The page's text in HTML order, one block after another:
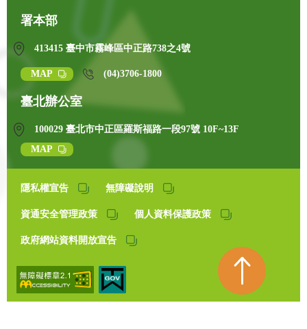
署本部
413415 臺中市霧峰區中正路738之4號
MAP (04)3706-1800
臺北辦公室
100029 臺北市中正區羅斯福路一段97號 10F~13F
MAP
隱私權宣告 無障礙說明
資通安全管理政策 個人資料保護政策
政府網站資料開放宣告